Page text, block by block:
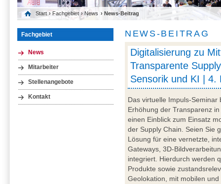
Start › Fachgebiet › News › News-Beitrag
Fachgebiet
News
Mitarbeiter
Stellenangebote
Kontakt
NEWS-BEITRAG
Digitalisierung zu
Transparente
Sensorik und KI | 4.
Das virtuelle Impuls-
Erhöhung der Transparenz
einen Einblick zum Einsatz
der Supply Chain. Seien Sie
Lösung für eine vernetzte,
Gateways, 3D-
integriert. Hierdurch werden
Produkte sowie
Geolokation, mit mobilen